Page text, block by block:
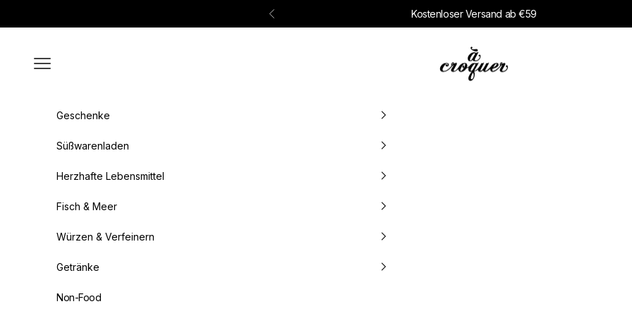
Zurück Kostenloser Versand ab €59
à croquer
Menü
Geschenke
Süßwarenladen
Herzhafte Lebensmittel
Fisch & Meer
Würzen & Verfeinern
Getränke
Non-Food